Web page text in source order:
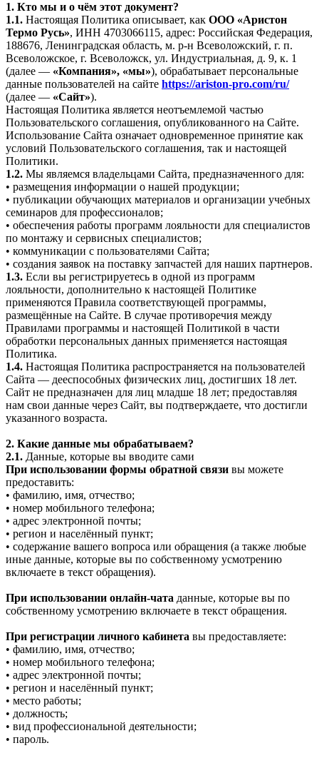
1. Кто мы и о чём этот документ?
1.1. Настоящая Политика описывает, как ООО «Аристон
Термо Русь», ИНН 4703066115, адрес: Российская Федерация,
188676, Ленинградская область, м. р-н Всеволожский, г. п.
Всеволожское, г. Всеволожск, ул. Индустриальная, д. 9, к. 1
(далее — «Компания», «мы»), обрабатывает персональные
данные пользователей на сайте https://ariston-pro.com/ru/
(далее — «Сайт»).
Настоящая Политика является неотъемлемой частью
Пользовательского соглашения, опубликованного на Сайте.
Использование Сайта означает одновременное принятие как
условий Пользовательского соглашения, так и настоящей
Политики.
1.2. Мы являемся владельцами Сайта, предназначенного для:
• размещения информации о нашей продукции;
• публикации обучающих материалов и организации учебных
семинаров для профессионалов;
• обеспечения работы программ лояльности для специалистов
по монтажу и сервисных специалистов;
• коммуникации с пользователями Сайта;
• создания заявок на поставку запчастей для наших партнеров.
1.3. Если вы регистрируетесь в одной из программ
лояльности, дополнительно к настоящей Политике
применяются Правила соответствующей программы,
размещённые на Сайте. В случае противоречия между
Правилами программы и настоящей Политикой в части
обработки персональных данных применяется настоящая
Политика.
1.4. Настоящая Политика распространяется на пользователей
Сайта — дееспособных физических лиц, достигших 18 лет.
Сайт не предназначен для лиц младше 18 лет; предоставляя
нам свои данные через Сайт, вы подтверждаете, что достигли
указанного возраста.
2. Какие данные мы обрабатываем?
2.1. Данные, которые вы вводите сами
При использовании формы обратной связи вы можете
предоставить:
• фамилию, имя, отчество;
• номер мобильного телефона;
• адрес электронной почты;
• регион и населённый пункт;
• содержание вашего вопроса или обращения (а также любые
иные данные, которые вы по собственному усмотрению
включаете в текст обращения).
При использовании онлайн-чата данные, которые вы по
собственному усмотрению включаете в текст обращения.
При регистрации личного кабинета вы предоставляете:
• фамилию, имя, отчество;
• номер мобильного телефона;
• адрес электронной почты;
• регион и населённый пункт;
• место работы;
• должность;
• вид профессиональной деятельности;
• пароль.